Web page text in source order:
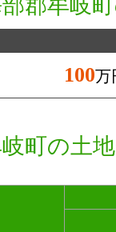
郡牟岐
100万
町の土